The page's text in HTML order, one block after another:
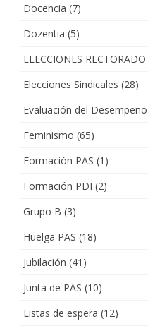
Docencia (7)
Dozentia (5)
ELECCIONES RECTORADO
Elecciones Sindicales (28)
Evaluación del Desempeño
Feminismo (65)
Formación PAS (1)
Formación PDI (2)
Grupo B (3)
Huelga PAS (18)
Jubilación (41)
Junta de PAS (10)
Listas de espera (12)